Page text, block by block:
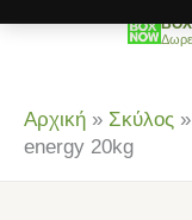
Αρχική » Σκύλος »
energy 20kg